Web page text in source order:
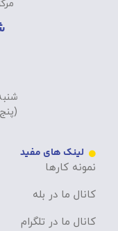
شنبه
لینک های مفید
نمونه کارها
کانال ما در بله
کانال ما در تلگرام